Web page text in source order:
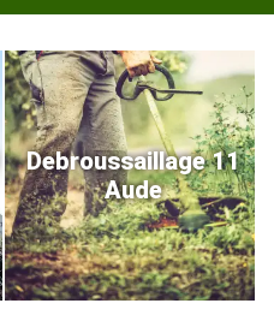
Debroussaillage 11
Aude